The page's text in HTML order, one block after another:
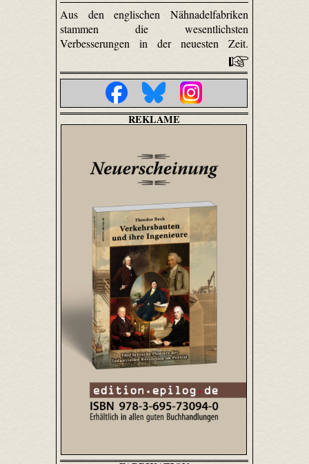
Aus den englischen Nähnadelfabriken
stammen die wesentlichsten
Verbesserungen in der neuesten Zeit.
REKLAME